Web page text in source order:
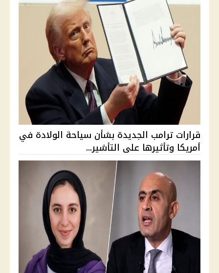
قرارات ترامب الجديدة بشأن سياحة الولادة في
أمريكا وتأثيرها على التأشير...